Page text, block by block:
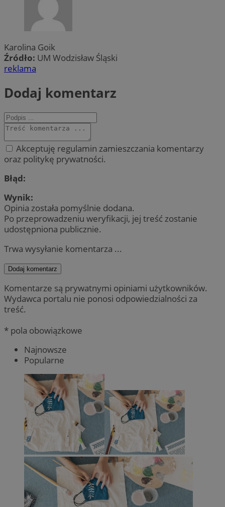
Karolina Goik
Źródło: UM Wodzisław Śląski
reklama
Dodaj komentarz
Akceptuję regulamin zamieszczania komentarzy
oraz politykę prywatności.
Błąd:
Wynik:
Opinia została pomyślnie dodana.
Po przeprowadzeniu weryfikacji, jej treść zostanie
udostępniona publicznie.
Trwa wysyłanie komentarza ...
Dodaj komentarz
Komentarze są prywatnymi opiniami użytkowników.
Wydawca portalu nie ponosi odpowiedzialności za
treść.
* pola obowiązkowe
Najnowsze
Popularne